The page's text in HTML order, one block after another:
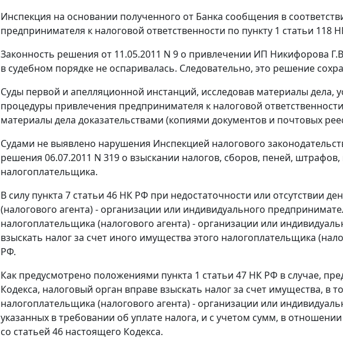
Инспекция на основании полученного от Банка сообщения в
предпринимателя к налоговой ответственности по пункту 1 статьи 118
Законность решения от 11.05.2011 N 9 о привлечении ИП Никифорова
в судебном порядке не оспаривалась. Следовательно, это решение
Суды первой и апелляционной инстанций, исследовав материалы дела,
процедуры привлечения предпринимателя к налоговой
материалы дела доказательствами (копиями документов и почтовых
Судами не выявлено нарушения Инспекцией налогового
решения 06.07.2011 N 319 о взыскании налогов, сборов, пеней,
налогоплательщика.
В силу пункта 7 статьи 46 НК РФ при недостаточности или отсутствии
(налогового агента) - организации или индивидуального
налогоплательщика (налогового агента) - организации или
взыскать налог за счет иного имущества этого налогоплательщика
РФ.
Как предусмотрено положениями пункта 1 статьи 47 НК РФ в случае,
Кодекса, налоговый орган вправе взыскать налог за счет имущества, в
налогоплательщика (налогового агента) - организации или
указанных в требовании об уплате налога, и с учетом сумм, в
со статьей 46 настоящего Кодекса.